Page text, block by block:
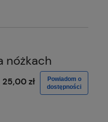
nóżkach
25,00 zł
Powiadom o
dostępności